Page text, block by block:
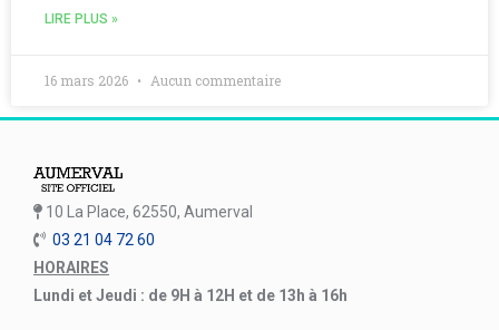
LIRE PLUS »
16 mars 2026 Aucun commentaire
10 La Place, 62550, Aumerval
03 21 04 72 60
HORAIRES
Lundi et Jeudi : de 9H à 12H et de 13h à 16h